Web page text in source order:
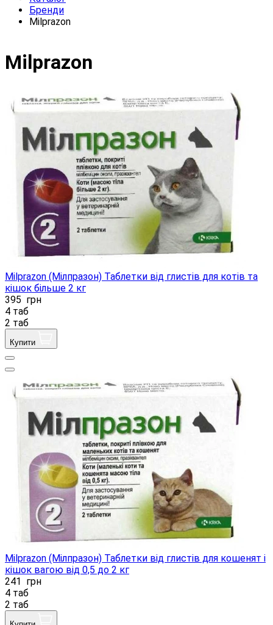
Бренди
Milprazon
Milprazon
Milprazon (Мілпразон) Таблетки від глистів для котів та
кішок більше 2 кг
395 грн
4 таб
2 таб
Купити
Milprazon (Мілпразон) Таблетки від глистів для кошенят і
кішок вагою від 0,5 до 2 кг
241
грн
4 таб
2 таб